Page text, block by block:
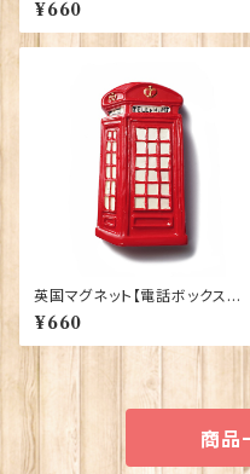
05）
¥660
英国マグネット【電話ボックス】E
lgate Products 90030（130
92）
¥660
商品